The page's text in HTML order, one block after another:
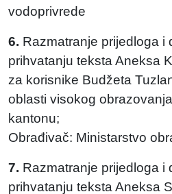
vodoprivrede
6. Razmatranje prijedloga i
prihvatanju teksta Aneksa
za korisnike Budžeta
oblasti visokog
kantonu;
Obrađivač: Ministarstvo
7. Razmatranje prijedloga i
prihvatanju teksta Aneksa